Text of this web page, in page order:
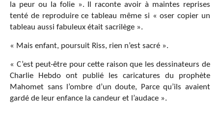
la peur ou la folie ». Il raconte avoir à maintes reprises
tenté de reproduire ce tableau même si « oser copier un
tableau aussi fabuleux était sacrilège ».
« Mais enfant, poursuit Riss, rien n’est sacré ».
« C’est peut-être pour cette raison que les dessinateurs de
Charlie Hebdo ont publié les caricatures du prophète
Mahomet sans l’ombre d’un doute, Parce qu’ils avaient
gardé de leur enfance la candeur et l’audace ».